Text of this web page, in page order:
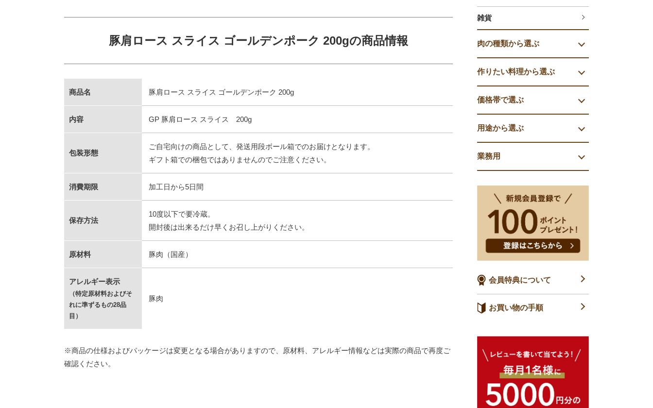
雑貨
肉の種類から選ぶ
作りたい料理から選ぶ
価格帯で選ぶ
用途から選ぶ
業務用
会員特典について
お買い物の手順
豚肩ロース スライス ゴールデンポーク 200gの商品情報
商品名 豚肩ロース スライス ゴールデンポーク 200g
内容 GP 豚肩ロース スライス 200g
包装形態
ご自宅向けの商品として、発送用段ボール箱でのお届けとなります。
ギフト箱での梱包ではありませんのでご注意ください。
消費期限 加工日から5日間
保存方法
10度以下で要冷蔵。
開封後は出来るだけ早くお召し上がりください。
原材料 豚肉（国産）
アレルギー表示
（特定原材料およびそ
れに準ずるもの28品
目）
豚肉
※商品の仕様およびパッケージは変更となる場合がありますので、原材料、アレルギー情報などは実際の商品で再度ご
確認ください。